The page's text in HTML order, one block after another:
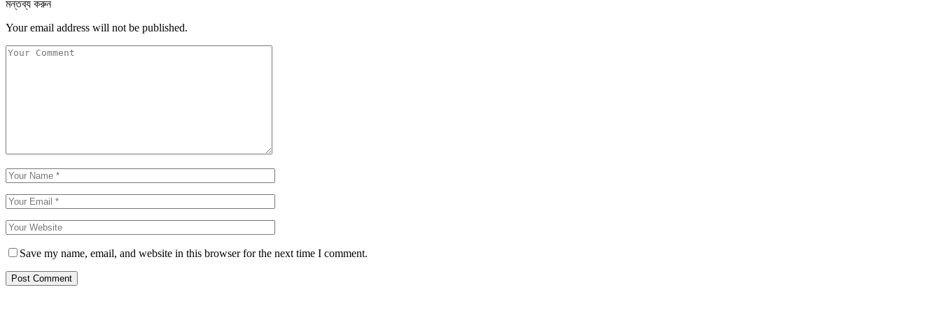
মন্তব্য করুন
Your email address will not be published.
Save my name, email, and website in this browser for the next time I comment.